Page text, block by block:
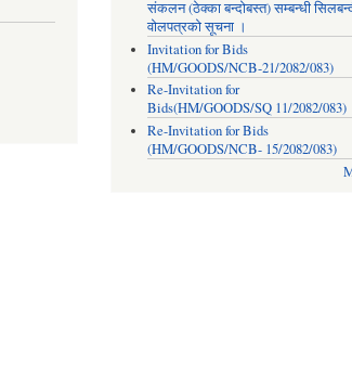
संकलन (ठेक्का बन्दोबस्त) सम्बन्धी
वोलपत्रको सूचना ।
Invitation for Bids
(HM/GOODS/NCB-21/2082/083)
Re-Invitation for
Bids(HM/GOODS/SQ 11/2082/083)
Re-Invitation for Bids
(HM/GOODS/NCB- 15/2082/083)